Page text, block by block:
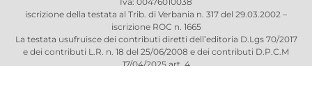
iscrizione della testata al Trib. di Verbania n. 317 del 29.03.2002 –
iscrizione ROC n. 1665
La testata usufruisce dei contributi diretti dell’editoria D.Lgs 70/2017
e dei contributi L.R. n. 18 del 25/06/2008 e dei contributi D.P.C.M
17/04/2025 art. 4